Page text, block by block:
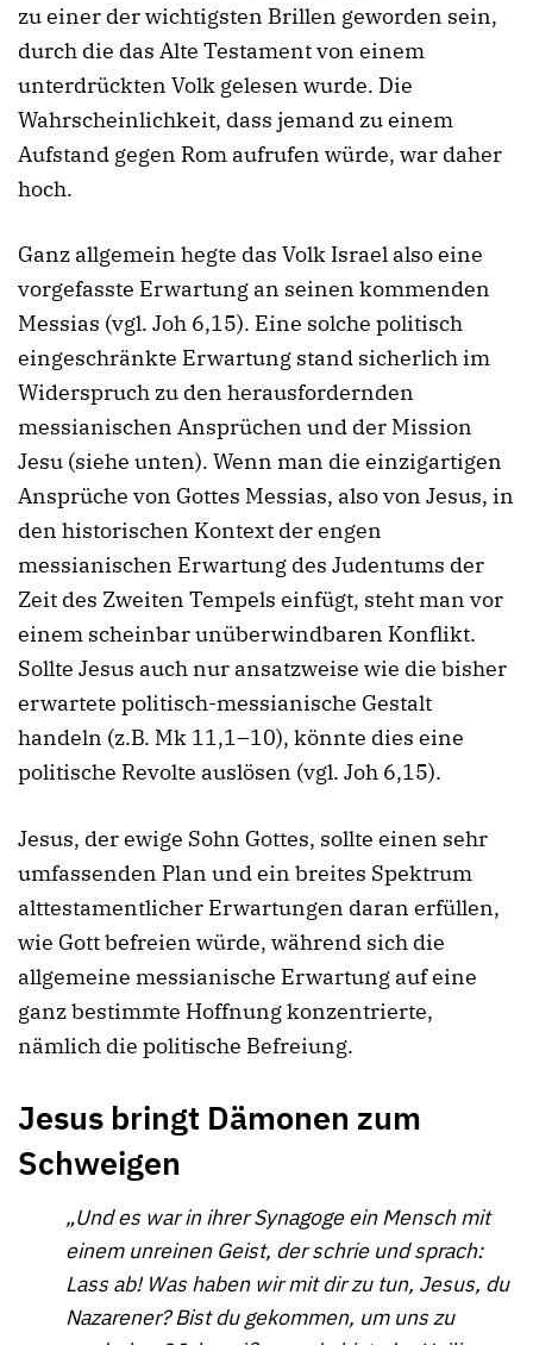
zu einer der wichtigsten Brillen geworden sein,
durch die das Alte Testament von einem
unterdrückten Volk gelesen wurde. Die
Wahrscheinlichkeit, dass jemand zu einem
Aufstand gegen Rom aufrufen würde, war daher
hoch.
Ganz allgemein hegte das Volk Israel also eine
vorgefasste Erwartung an seinen kommenden
Messias (vgl. Joh 6,15). Eine solche politisch
eingeschränkte Erwartung stand sicherlich im
Widerspruch zu den herausfordernden
messianischen Ansprüchen und der Mission
Jesu (siehe unten). Wenn man die einzigartigen
Ansprüche von Gottes Messias, also von Jesus, in
den historischen Kontext der engen
messianischen Erwartung des Judentums der
Zeit des Zweiten Tempels einfügt, steht man vor
einem scheinbar unüberwindbaren Konflikt.
Sollte Jesus auch nur ansatzweise wie die bisher
erwartete politisch-messianische Gestalt
handeln (z.B. Mk 11,1–10), könnte dies eine
politische Revolte auslösen (vgl. Joh 6,15).
Jesus, der ewige Sohn Gottes, sollte einen sehr
umfassenden Plan und ein breites Spektrum
alttestamentlicher Erwartungen daran erfüllen,
wie Gott befreien würde, während sich die
allgemeine messianische Erwartung auf eine
ganz bestimmte Hoffnung konzentrierte,
nämlich die politische Befreiung.
Jesus bringt Dämonen zum
Schweigen
„Und es war in ihrer Synagoge ein Mensch mit
einem unreinen Geist, der schrie und sprach:
Lass ab! Was haben wir mit dir zu tun, Jesus, du
Nazarener? Bist du gekommen, um uns zu